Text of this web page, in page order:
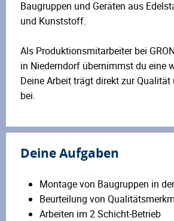
Baugruppen und Geräten aus
und Kunststoff.
Als Produktionsmitarbeiter bei
in Niederndorf übernimmst du eine
Deine Arbeit trägt direkt zur Qualität
bei.
Deine Aufgaben
Montage von Baugruppen in
Beurteilung von
Arbeiten im 2 Schicht-Betrieb